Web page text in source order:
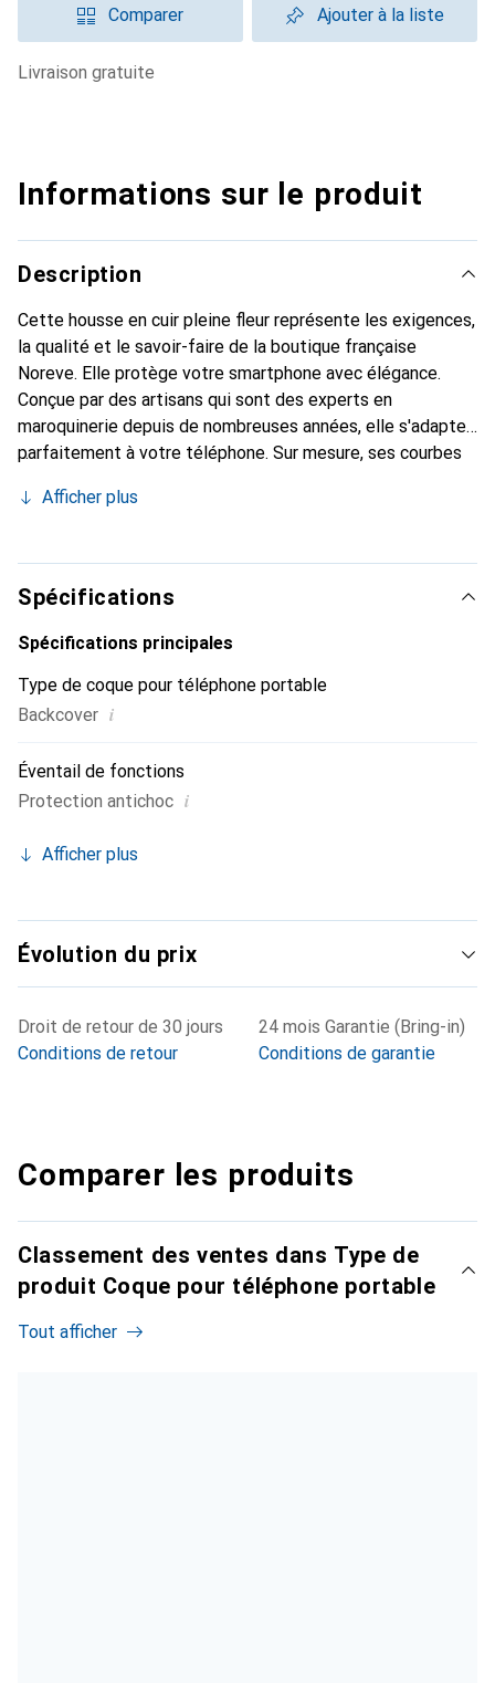
Comparer Ajouter à la liste
livraison gratuite
Informations sur le produit
Description
Cette housse en cuir pleine fleur représente les exigences,
la qualité et le savoir-faire de la boutique française
Noreve. Elle protège votre smartphone avec élégance.
Conçue par des artisans qui sont des experts en
maroquinerie depuis de nombreuses années, elle s'adapte
parfaitement à votre téléphone. Sur mesure, ses courbes
devient l'accessoire chic et indispensable de votre
produits de haute qualité, la marque Noreve est un choix
sûr pour une clientèle exigeante.
Afficher plus
Spécifications
Spécifications principales
Type de coque pour téléphone portable
Backcover i
Éventail de fonctions
Protection antichoc i
Afficher plus
Évolution du prix
Droit de retour de 30 jours
Conditions de retour
24 mois Garantie (Bring-in)
Conditions de garantie
Comparer les produits
Classement des ventes dans Type de
produit Coque pour téléphone portable
Tout afficher